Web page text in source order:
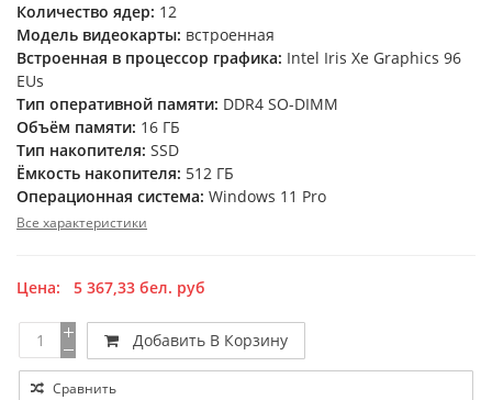
Количество ядер: 12
Модель видеокарты: встроенная
Встроенная в процессор графика: Intel Iris Xe Graphics 96
EUs
Тип оперативной памяти: DDR4 SO-DIMM
Объём памяти: 16 ГБ
Тип накопителя: SSD
Ёмкость накопителя: 512 ГБ
Операционная система: Windows 11 Pro
Все характеристики
Цена: 5 367,33 бел. руб
Добавить В Корзину
Сравнить